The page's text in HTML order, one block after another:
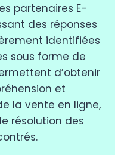
partenaires E-
des réponses
identifiées
sous forme de
d’obtenir
et
la vente en ligne,
résolution des